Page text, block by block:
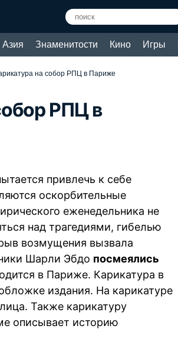
Азия Знаменитости Кино Игры
на собор РПЦ в Париже
РПЦ в
привлечь к себе
оскорбительные
еженедельника не
над трагедиями, гибелью
возмущения вызвала
Шарли Эбдо посмеялись
в Париже. Карикатура в
издания. На карикатуре
Также карикатуру
описывает историю